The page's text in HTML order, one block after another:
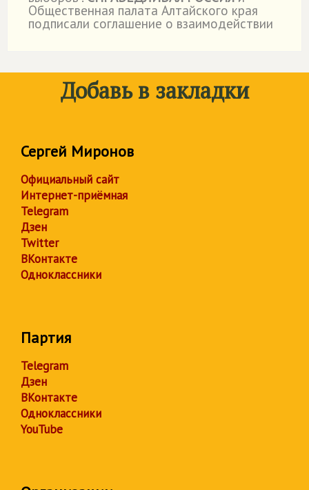
Общественная палата Алтайского края
подписали соглашение о взаимодействии
Добавь в закладки
Сергей Миронов
Официальный сайт
Интернет-приёмная
Telegram
Дзен
Twitter
ВКонтакте
Одноклассники
Партия
Telegram
Дзен
ВКонтакте
Одноклассники
YouTube